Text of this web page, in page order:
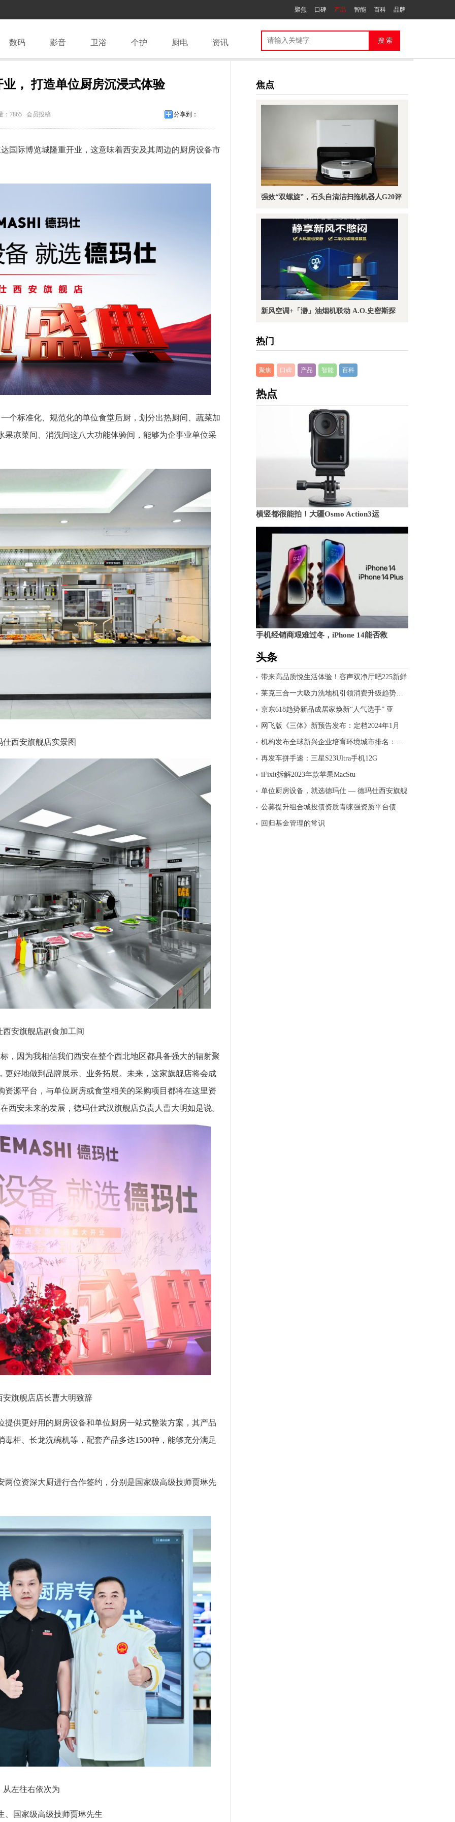
聚焦 口碑 产品 智能 百科 品牌
数码 影音 卫浴 个护 厨电 资讯
， 打造单位厨房沉浸式体验
：7865 会员投稿 分享到：
国际博览城隆重开业，这意味着西安及其周边的厨房设备市
个标准化、规范化的单位食堂后厨，划分出热厨间、蔬菜加
凉菜间、消洗间这八大功能体验间，能够为企事业单位采
仕西安旗舰店实景图
西安旗舰店副食加工间
，因为我相信我们西安在整个西北地区都具备强大的辐射聚
好地做到品牌展示、业务拓展。未来，这家旗舰店将会成
源平台，与单位厨房或食堂相关的采购项目都将在这里资
西安未来的发展，德玛仕武汉旗舰店负责人曹大明如是说。
安旗舰店店长曹大明致辞
供更好用的厨房设备和单位厨房一站式整装方案，其产品
柜、长龙洗碗机等，配套产品多达1500种，能够充分满足
位资深大厨进行合作签约，分别是国家级高级技师贾琳先
从左往右依次为
、国家级高级技师贾琳先生
焦点
强效“双螺旋”，石头自清洁扫拖机器人G20评
新风空调+「瀞」油烟机联动 A.O.史密斯探
热门
聚焦 口碑 产品 智能 百科
热点
横竖都很能拍！大疆Osmo Action3运
手机经销商艰难过冬，iPhone 14能否救
头条
带来高品质悦生活体验！容声双净厅吧225新鲜
莱克三合一大吸力洗地机引领消费升级趋势，彰显
京东618趋势新品成居家焕新“人气选手” 亚
网飞版《三体》新预告发布：定档2024年1月
机构发布全球新兴企业培育环境城市排名：硅谷第
再发车拼手速：三星S23Ultra手机12G
iFixit拆解2023年款苹果MacStu
单位厨房设备，就选德玛仕 — 德玛仕西安旗舰
公募提升组合城投债资质青睐强资质平台债
回归基金管理的常识